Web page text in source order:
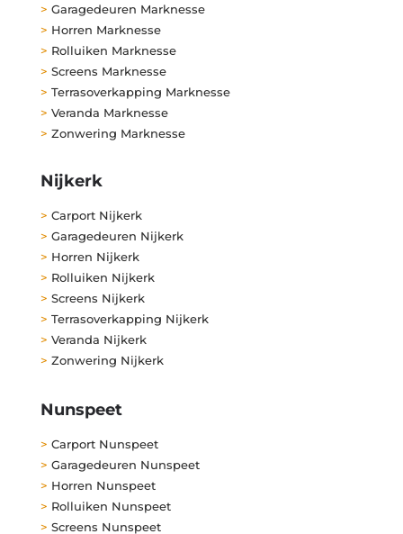
> Garagedeuren Marknesse
> Horren Marknesse
> Rolluiken Marknesse
> Screens Marknesse
> Terrasoverkapping Marknesse
> Veranda Marknesse
> Zonwering Marknesse
Nijkerk
> Carport Nijkerk
> Garagedeuren Nijkerk
> Horren Nijkerk
> Rolluiken Nijkerk
> Screens Nijkerk
> Terrasoverkapping Nijkerk
> Veranda Nijkerk
> Zonwering Nijkerk
Nunspeet
> Carport Nunspeet
> Garagedeuren Nunspeet
> Horren Nunspeet
> Rolluiken Nunspeet
> Screens Nunspeet